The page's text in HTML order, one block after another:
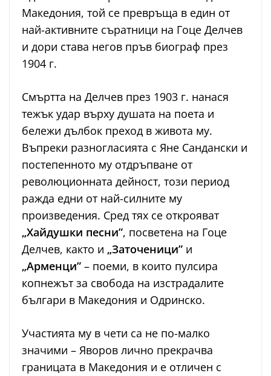
Македония, той се превръща в един от
най-активните съратници на Гоце Делчев
и дори става негов пръв биограф през
1904 г.
Смъртта на Делчев през 1903 г. нанася
тежък удар върху душата на поета и
бележи дълбок преход в живота му.
Въпреки разногласията с Яне Сандански и
постепенното му отдръпване от
революционната дейност, този период
ражда едни от най-силните му
произведения. Сред тях се открояват
„Хайдушки песни”, посветена на Гоце
Делчев, както и „Заточеници” и
„Арменци” – поеми, в които пулсира
копнежът за свобода на изстрадалите
българи в Македония и Одринско.
Участията му в чети са не по-малко
значими – Яворов лично прекрачва
границата в Македония и е отличен с